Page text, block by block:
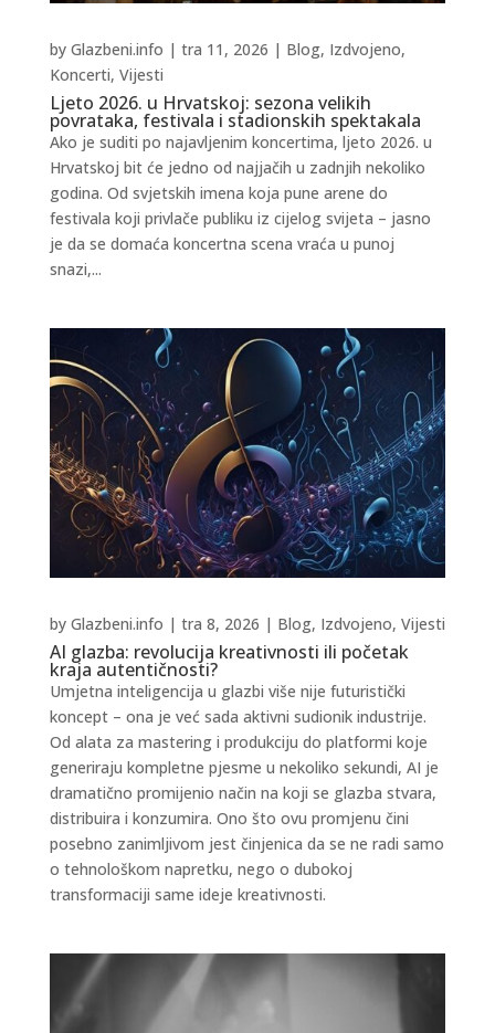
Ljeto 2026. u Hrvatskoj: sezona velikih
povrataka, festivala i stadionskih spektakala
by Glazbeni.info | tra 11, 2026 | Blog, Izdvojeno,
Koncerti, Vijesti
Ako je suditi po najavljenim koncertima, ljeto 2026. u
Hrvatskoj bit će jedno od najjačih u zadnjih nekoliko
godina. Od svjetskih imena koja pune arene do
festivala koji privlače publiku iz cijelog svijeta – jasno
je da se domaća koncertna scena vraća u punoj
snazi,...
AI glazba: revolucija kreativnosti ili početak
kraja autentičnosti?
by Glazbeni.info | tra 8, 2026 | Blog, Izdvojeno, Vijesti
Umjetna inteligencija u glazbi više nije futuristički
koncept – ona je već sada aktivni sudionik industrije.
Od alata za mastering i produkciju do platformi koje
generiraju kompletne pjesme u nekoliko sekundi, AI je
dramatično promijenio način na koji se glazba stvara,
distribuira i konzumira. Ono što ovu promjenu čini
posebno zanimljivom jest činjenica da se ne radi samo
o tehnološkom napretku, nego o dubokoj
transformaciji same ideje kreativnosti.